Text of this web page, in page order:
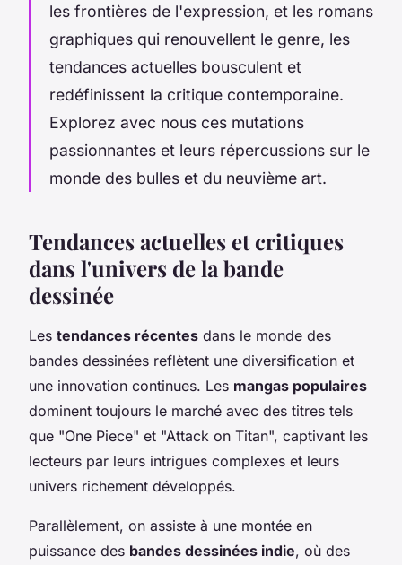
les frontières de l'expression, et les romans
graphiques qui renouvellent le genre, les
tendances actuelles bousculent et
redéfinissent la critique contemporaine.
Explorez avec nous ces mutations
passionnantes et leurs répercussions sur le
monde des bulles et du neuvième art.
Tendances actuelles et critiques
dans l'univers de la bande
dessinée
Les tendances récentes dans le monde des
bandes dessinées reflètent une diversification et
une innovation continues. Les mangas populaires
dominent toujours le marché avec des titres tels
que "One Piece" et "Attack on Titan", captivant les
lecteurs par leurs intrigues complexes et leurs
univers richement développés.
Parallèlement, on assiste à une montée en
puissance des bandes dessinées indie, où des